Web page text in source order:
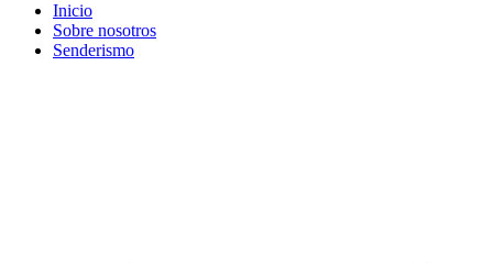
Inicio
Sobre nosotros
Senderismo